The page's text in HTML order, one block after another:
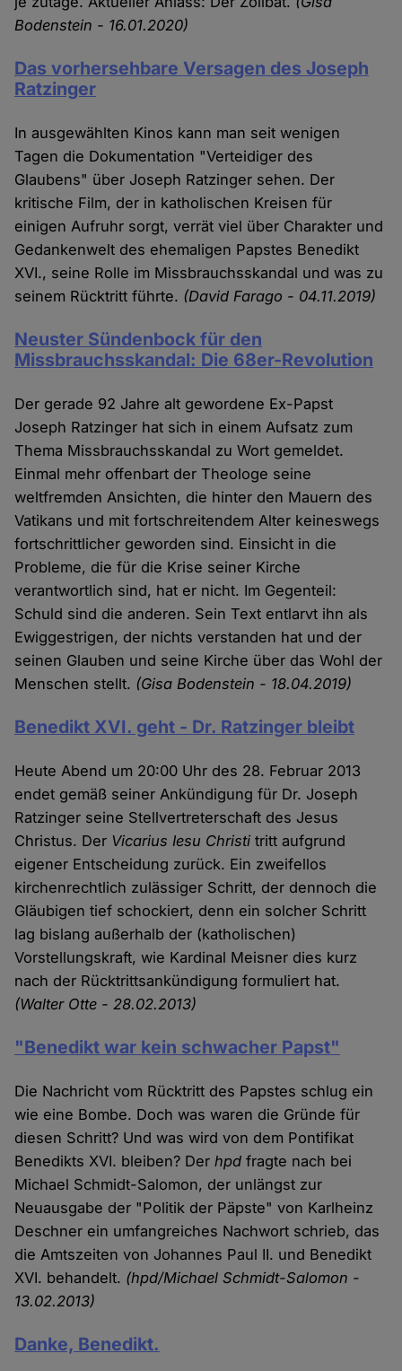
Bodenstein - 16.01.2020)
Das vorhersehbare Versagen des Joseph
Ratzinger
In ausgewählten Kinos kann man seit wenigen
Tagen die Dokumentation "Verteidiger des
Glaubens" über Joseph Ratzinger sehen. Der
kritische Film, der in katholischen Kreisen für
einigen Aufruhr sorgt, verrät viel über Charakter und
Gedankenwelt des ehemaligen Papstes Benedikt
XVI., seine Rolle im Missbrauchsskandal und was zu
seinem Rücktritt führte. (David Farago - 04.11.2019)
Neuster Sündenbock für den
Missbrauchsskandal: Die 68er-Revolution
Der gerade 92 Jahre alt gewordene Ex-Papst
Joseph Ratzinger hat sich in einem Aufsatz zum
Thema Missbrauchsskandal zu Wort gemeldet.
Einmal mehr offenbart der Theologe seine
weltfremden Ansichten, die hinter den Mauern des
Vatikans und mit fortschreitendem Alter keineswegs
fortschrittlicher geworden sind. Einsicht in die
Probleme, die für die Krise seiner Kirche
verantwortlich sind, hat er nicht. Im Gegenteil:
Schuld sind die anderen. Sein Text entlarvt ihn als
Ewiggestrigen, der nichts verstanden hat und der
seinen Glauben und seine Kirche über das Wohl der
Menschen stellt. (Gisa Bodenstein - 18.04.2019)
Benedikt XVI. geht - Dr. Ratzinger bleibt
Heute Abend um 20:00 Uhr des 28. Februar 2013
endet gemäß seiner Ankündigung für Dr. Joseph
Ratzinger seine Stellvertreterschaft des Jesus
Christus. Der Vicarius Iesu Christi tritt aufgrund
eigener Entscheidung zurück. Ein zweifellos
kirchenrechtlich zulässiger Schritt, der dennoch die
Gläubigen tief schockiert, denn ein solcher Schritt
lag bislang außerhalb der (katholischen)
Vorstellungskraft, wie Kardinal Meisner dies kurz
nach der Rücktrittsankündigung formuliert hat.
(Walter Otte - 28.02.2013)
"Benedikt war kein schwacher Papst"
Die Nachricht vom Rücktritt des Papstes schlug ein
wie eine Bombe. Doch was waren die Gründe für
diesen Schritt? Und was wird von dem Pontifikat
Benedikts XVI. bleiben? Derhpd fragte nach bei
Michael Schmidt-Salomon, der unlängst zur
Neuausgabe der "Politik der Päpste" von Karlheinz
Deschner ein umfangreiches Nachwort schrieb, das
die Amtszeiten von Johannes Paul II. und Benedikt
XVI. behandelt. (hpd/Michael Schmidt-Salomon -
13.02.2013)
Danke, Benedikt.